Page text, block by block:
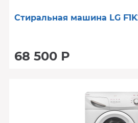
Стиральная машина LG
68 500 Р